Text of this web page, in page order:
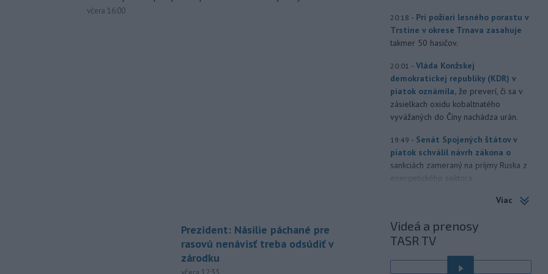
včera 16:00
Prezident: Násilie páchané pre
rasovú nenávisť treba odsúdiť v
zárodku
20:18 - Pri požiari lesného porastu v
Trstíne v okrese Trnava zasahuje
takmer 50 hasičov.
20:01 - Vláda Konžskej
demokratickej republiky (KDR) v
piatok oznámila, že preverí, či sa v
zásielkach oxidu kobaltnatého
vyvážaných do Číny nachádza urán.
19:49 - Senát Spojených štátov v
piatok schválil návrh zákona o
sankciách zameraný na príjmy Ruska z
energetického sektora.
Slovenská polícia prispela k
ktorý sa podarilo ukončiť
právoplatným odsúdením páchateľa v
Viac
Videá a prenosy
TASR TV